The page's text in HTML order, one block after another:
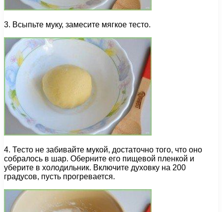
3. Всыпьте муку, замесите мягкое тесто.
4. Тесто не забивайте мукой, достаточно того, что оно
собралось в шар. Оберните его пищевой пленкой и
уберите в холодильник. Включите духовку на 200
градусов, пусть прогревается.